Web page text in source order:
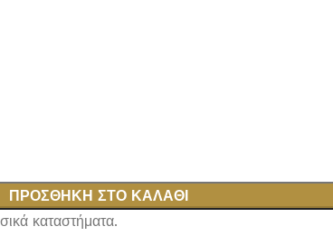
ΠΡΟΣΘΉΚΗ ΣΤΟ ΚΑΛΆΘΙ
καταστήματα.